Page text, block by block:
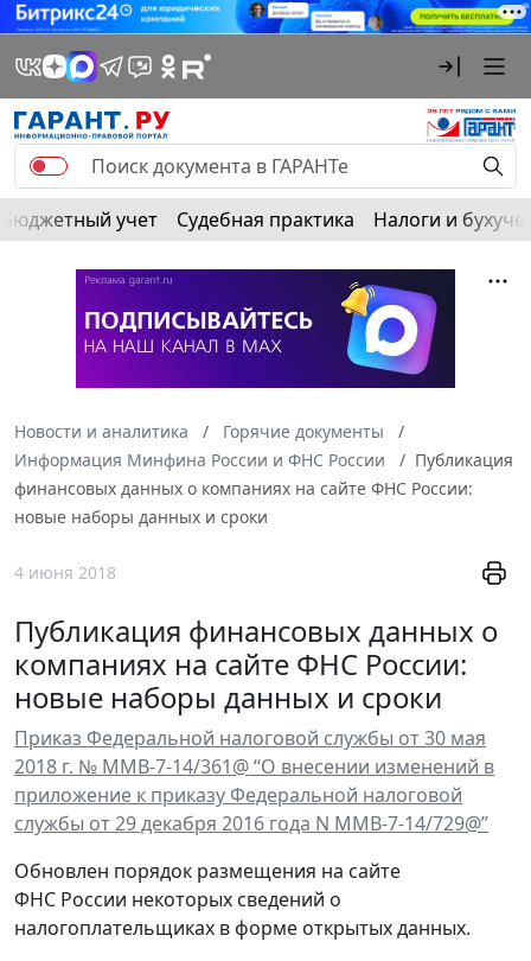
Бюджетный учет Судебная практика Налоги и
Новости и аналитика
Горячие документы
Информация Минфина России и ФНС России
Публикация
финансовых данных о компаниях на сайте ФНС России:
новые наборы данных и сроки
4 июня 2018
Публикация финансовых данных о
компаниях на сайте ФНС России:
новые наборы данных и сроки
Приказ Федеральной налоговой службы от 30 мая
2018 г. № ММВ-7-14/361@ “О внесении изменений в
приложение к приказу Федеральной налоговой
службы от 29 декабря 2016 года N ММВ-7-14/729@”
Обновлен порядок размещения на сайте
ФНС России некоторых сведений о
налогоплательщиках в форме открытых данных.